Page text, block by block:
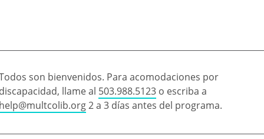
son bienvenidos. Para acomodaciones por
llame al 503.988.5123 o escriba a
2 a 3 días antes del programa.